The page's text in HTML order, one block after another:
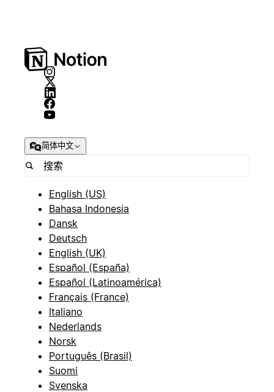
简体中文
English (US)
Bahasa Indonesia
Dansk
Deutsch
English (UK)
Español (España)
Español (Latinoamérica)
Français (France)
Italiano
Nederlands
Norsk
Português (Brasil)
Suomi
Svenska